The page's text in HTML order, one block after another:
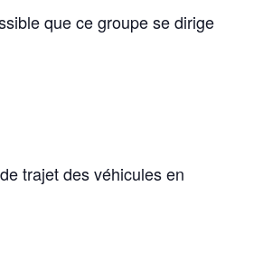
que ce groupe se dirige
trajet des véhicules en